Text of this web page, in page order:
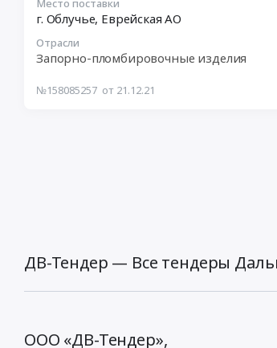
Место поставки
г. Облучье, Еврейская АО
Отрасли
Запорно-пломбировочные изделия
№158085257 от 21.12.21
2021-
12-
15:51:00
АО
,
Russia,
АО
ДВ-Тендер — Все тендеры
ООО «ДВ-Тендер»,